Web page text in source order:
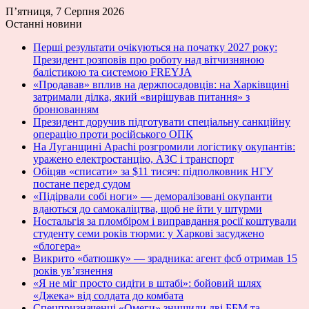
П’ятниця, 7 Серпня 2026
Останні новини
Перші результати очікуються на початку 2027 року:
Президент розповів про роботу над вітчизняною
балістикою та системою FREYJA
«Продавав» вплив на держпосадовців: на Харківщині
затримали ділка, який «вирішував питання» з
бронюванням
Президент доручив підготувати спеціальну санкційну
операцію проти російського ОПК
На Луганщині Apachi розгромили логістику окупантів:
уражено електростанцію, АЗС і транспорт
Обіцяв «списати» за $11 тисяч: підполковник НГУ
постане перед судом
«Підірвали собі ноги» — деморалізовані окупанти
вдаються до самокаліцтва, щоб не йти у штурми
Ностальгія за пломбіром і виправдання росії коштували
студенту семи років тюрми: у Харкові засуджено
«блогера»
Викрито «батюшку» — зрадника: агент фсб отримав 15
років ув’язнення
«Я не міг просто сидіти в штабі»: бойовий шлях
«Джека» від солдата до комбата